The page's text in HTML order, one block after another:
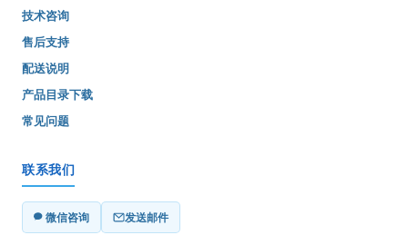
技术咨询
售后支持
配送说明
产品目录下载
常见问题
联系我们
微信咨询 发送邮件